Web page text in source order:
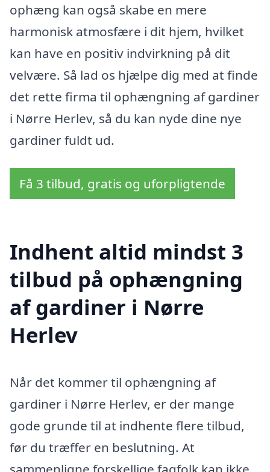
ophæng kan også skabe en mere
harmonisk atmosfære i dit hjem, hvilket
kan have en positiv indvirkning på dit
velvære. Så lad os hjælpe dig med at finde
det rette firma til ophængning af gardiner
i Nørre Herlev, så du kan nyde dine nye
gardiner fuldt ud.
Få 3 tilbud, gratis og uforpligtende
Indhent altid mindst 3
tilbud på ophængning
af gardiner i Nørre
Herlev
Når det kommer til ophængning af
gardiner i Nørre Herlev, er der mange
gode grunde til at indhente flere tilbud,
før du træffer en beslutning. At